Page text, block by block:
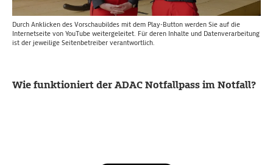
Durch Anklicken des Vorschaubildes mit dem Play-Button werden Sie auf die
Internetseite von YouTube weitergeleitet. Für deren Inhalte und Datenverarbeitung
ist der jeweilige Seitenbetreiber verantwortlich.
Wie funktioniert der ADAC Notfallpass im Notfall?